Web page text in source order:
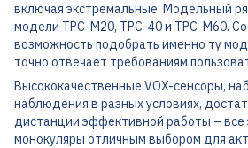
включая экстремальные. Модельный
модели TPC-M20, TPC-40 и TPC-M60.
возможность подобрать именно ту
точно отвечает требованиям
Высококачественные VOX-сенсоры,
наблюдения в разных условиях,
дистанции эффективной работы – все
монокуляры отличным выбором для